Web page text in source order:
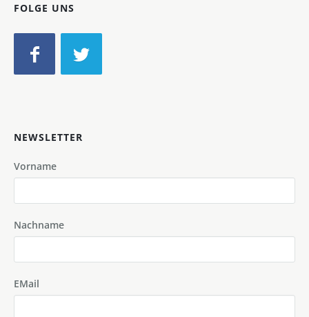
FOLGE UNS
NEWSLETTER
Vorname
Nachname
EMail